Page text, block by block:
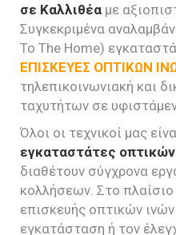
σε Καλλιθέα με
Συγκεκριμένα
To The Home)
ΕΠΙΣΚΕΥΕΣ ΟΠΤΙΚΩΝ
τηλεπικοινωνιακή και
ταχυτήτων σε
Όλοι οι τεχνικοί μας
εγκαταστάτες
διαθέτουν σύγχρονα
κολλήσεων. Στο
επισκευής οπτικών
εγκατάσταση ή τον